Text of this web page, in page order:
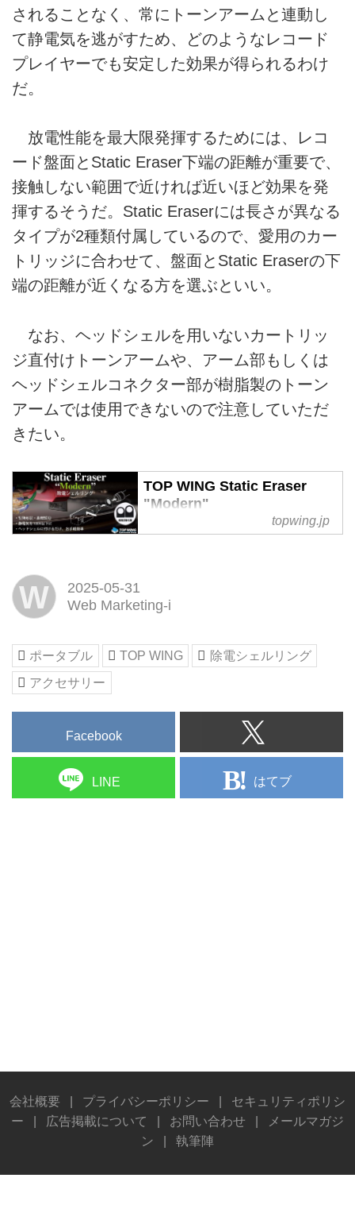
されることなく、常にトーンアームと連動し
て静電気を逃がすため、どのようなレコード
プレイヤーでも安定した効果が得られるわけ
だ。
放電性能を最大限発揮するためには、レコ
ード盤面とStatic Eraser下端の距離が重要で、
接触しない範囲で近ければ近いほど効果を発
揮するそうだ。Static Eraserには長さが異なる
タイプが2種類付属しているので、愛用のカー
トリッジに合わせて、盤面とStatic Eraserの下
端の距離が近くなる方を選ぶといい。
なお、ヘッドシェルを用いないカートリッ
ジ直付けトーンアームや、アーム部もしくは
ヘッドシェルコネクター部が樹脂製のトーン
アームでは使用できないので注意していただ
きたい。
TOP WING Static Eraser
"Modern"
除電機能付きシェルリング
topwing.jp
W
2025-05-31
Web Marketing-i
ポータブル TOP WING
除電シェルリング
アクセサリー
Facebook
LINE はてブ
会社概要 プライバシーポリシー
セキュリティポリシ
ー
広告掲載について お問い合わせ
メールマガジ
ン
執筆陣